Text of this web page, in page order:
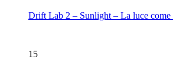
Drift Lab 2 – Sunlight – La luce come
15